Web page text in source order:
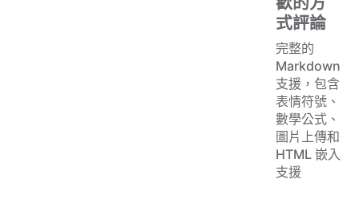
式評論
完整的
Markdown
支援，包含
表情符號、
數學公式、
圖片上傳和
HTML 嵌入
支援